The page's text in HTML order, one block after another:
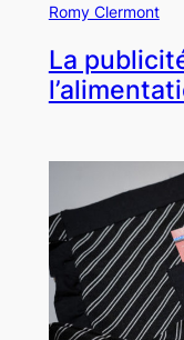
Romy Clermont
La